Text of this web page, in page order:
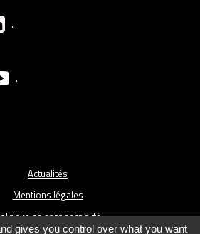
.
.
Actualités
Mentions légales
de confidentialité
gives you control over what you want